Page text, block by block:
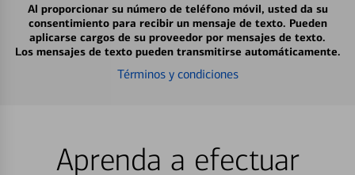
Al proporcionar su número de teléfono móvil, usted da su
consentimiento para recibir un mensaje de texto. Pueden
aplicarse cargos de su proveedor por mensajes de texto.
Los mensajes de texto pueden transmitirse automáticamente.
Términos y condiciones
Aprenda a efectuar